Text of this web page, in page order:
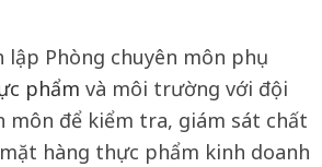
lập Phòng chuyên môn phụ
phẩm và môi trường với đội
môn để kiểm tra, giám sát chất
hàng thực phẩm kinh doanh